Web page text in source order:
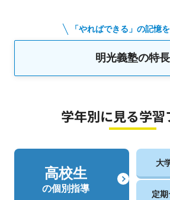
「やればできる」の記憶
明光義塾の特長
学年別に見る学習
高校生
の個別指導
大
定